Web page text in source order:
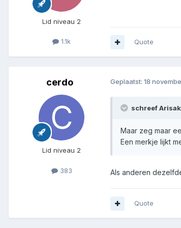
Lid niveau 2
1.1k Quote
cerdo
Lid niveau 2
383
Geplaatst: 18
schreef
Maar zeg maar
Een merkje lijkt
Als anderen
Quote